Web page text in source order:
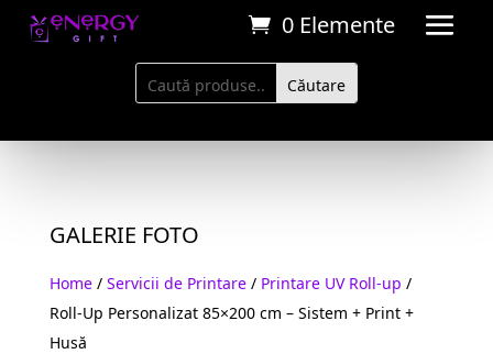
0 Elemente
GALERIE FOTO
Home/ Servicii de Printare/ Printare UV Roll-up /
Roll-Up Personalizat 85×200 cm – Sistem + Print +
Husă